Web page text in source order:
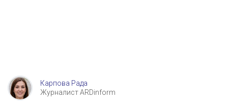
Карпова Рада
Журналист ARDinform